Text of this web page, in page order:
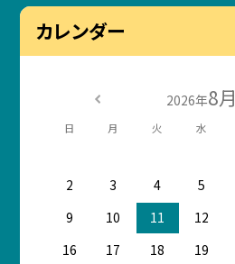
カレンダー
2026年8月
日 月 火 水
2
3 4 5
9
10 11 12
16
17 18 19